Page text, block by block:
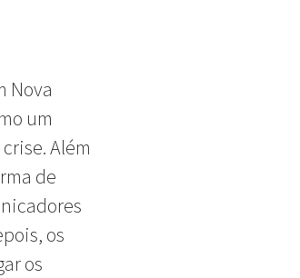
Nova
um
Além
de
os
os